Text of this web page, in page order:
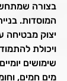
בצורה
המוסדות.
יצוק מבטיחה
ויכולת
שימושים
מים חמים,